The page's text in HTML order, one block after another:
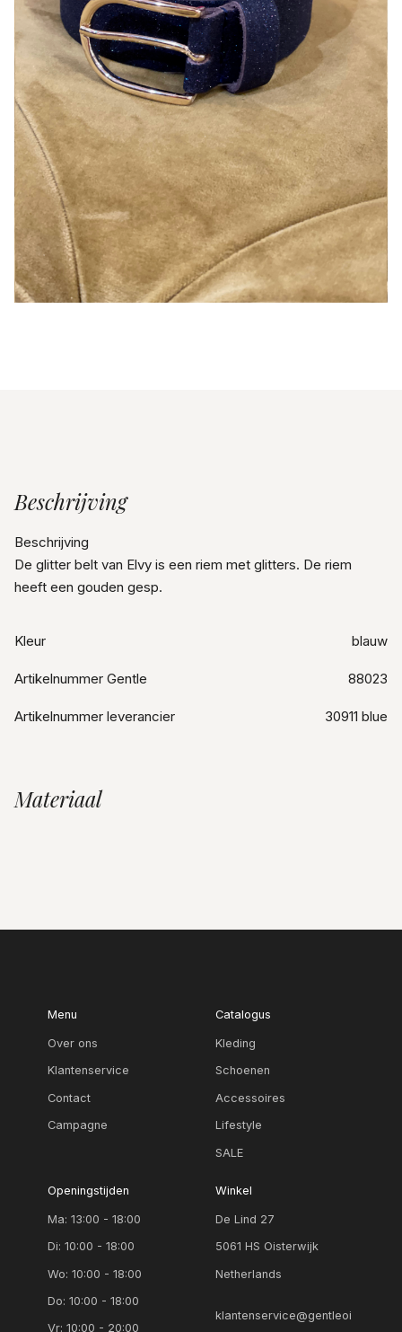
Beschrijving
Beschrijving
De glitter belt van Elvy is een riem met glitters. De riem
heeft een gouden gesp.
Kleur blauw
Artikelnummer Gentle 88023
Artikelnummer leverancier 30911 blue
Materiaal
Menu
Over ons
Klantenservice
Contact
Campagne
Catalogus
Kleding
Schoenen
Accessoires
Lifestyle
SALE
Openingstijden
Ma: 13:00 - 18:00
Di: 10:00 - 18:00
Wo: 10:00 - 18:00
Do: 10:00 - 18:00
Vr: 10:00 - 20:00
Winkel
De Lind 27
5061 HS Oisterwijk
Netherlands
klantenservice@gentleoi